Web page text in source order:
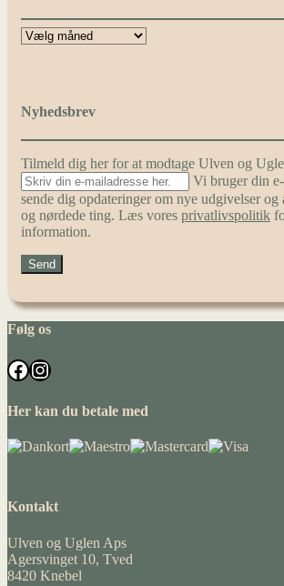
Nyhedsbrev
Tilmeld dig her for at modtage Ulven og
Vi bruger din
sende dig opdateringer om nye udgivelser og
og nørdede ting. Læs vores privatlivspolitik
information.
Følg os
Facebook
Instagram
Her kan du betale med
Kontakt
Ulven og Uglen Aps
Agersvinget 10, Tved
8420 Knebel